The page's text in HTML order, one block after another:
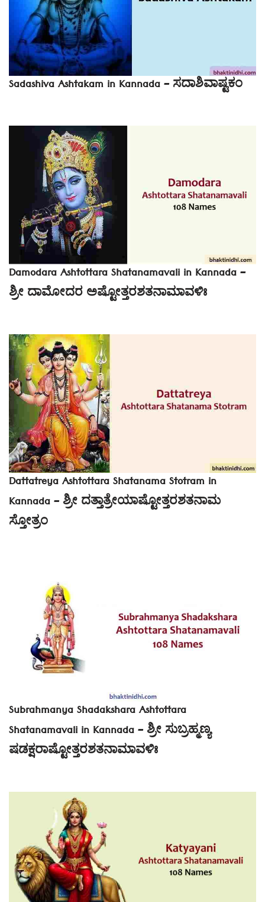
Sadashiva Ashtakam in Kannada – ಸದಾಶಿವಾಷ್ಟಕಂ
Damodara Ashtottara Shatanamavali in Kannada –
ಶ್ರೀ ದಾಮೋದರ ಅಷ್ಟೋತ್ತರಶತನಾಮಾವಳಿಃ
Dattatreya Ashtottara Shatanama Stotram in
Kannada – ಶ್ರೀ ದತ್ತಾತ್ರೇಯಾಷ್ಟೋತ್ತರಶತನಾಮ
ಸ್ತೋತ್ರಂ
Subrahmanya Shadakshara Ashtottara
Shatanamavali in Kannada – ಶ್ರೀ ಸುಬ್ರಹ್ಮಣ್ಯ
ಷಡಕ್ಷರಾಷ್ಟೋತ್ತರಶತನಾಮಾವಳಿಃ